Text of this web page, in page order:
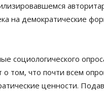
на демократические
социологического
о том, что почти всем
ценности.